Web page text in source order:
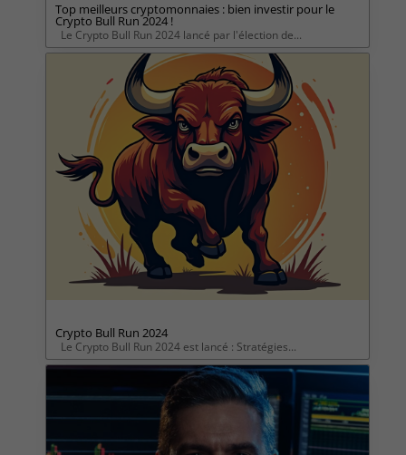
Top meilleurs cryptomonnaies : bien investir pour le
Crypto Bull Run 2024 !
Le Crypto Bull Run 2024 lancé par l'élection de...
Crypto Bull Run 2024
Le Crypto Bull Run 2024 est lancé : Stratégies...